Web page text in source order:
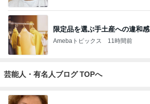
限定品を選ぶ手土産への違和感
Amebaトピックス 11時間前
芸能人・有名人ブログ TOPへ